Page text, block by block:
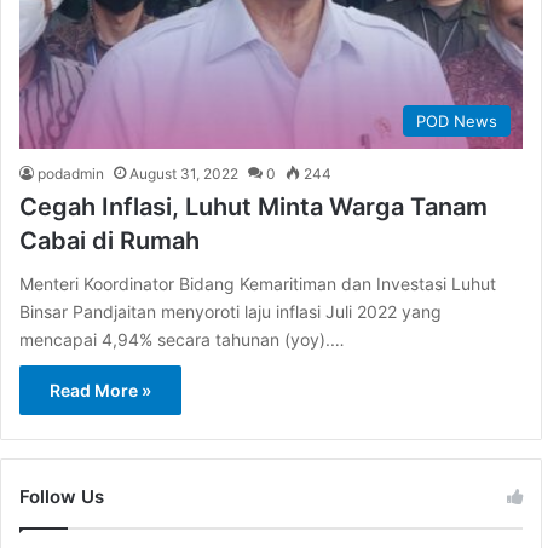
POD News
podadmin August 31, 2022 0 244
Cegah Inflasi, Luhut Minta Warga Tanam
Cabai di Rumah
Menteri Koordinator Bidang Kemaritiman dan Investasi Luhut
Binsar Pandjaitan menyoroti laju inflasi Juli 2022 yang
mencapai 4,94% secara tahunan (yoy).…
Read More »
Follow Us